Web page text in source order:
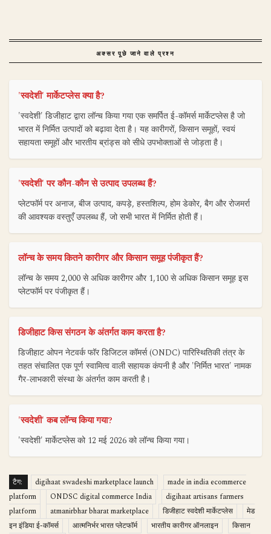
अक्सर पूछे जाने वाले प्रश्न
'स्वदेशी' मार्केटप्लेस क्या है?
'स्वदेशी' डिजीहाट द्वारा लॉन्च किया गया एक समर्पित ई-कॉमर्स मार्केटप्लेस है जो
भारत में निर्मित उत्पादों को बढ़ावा देता है। यह कारीगरों, किसान समूहों, स्वयं
सहायता समूहों और भारतीय ब्रांड्स को सीधे उपभोक्ताओं से जोड़ता है।
'स्वदेशी' पर कौन-कौन से उत्पाद उपलब्ध हैं?
प्लेटफॉर्म पर अनाज, बीज उत्पाद, कपड़े, हस्तशिल्प, होम डेकोर, बैग और रोजमर्रा
की आवश्यक वस्तुएँ उपलब्ध हैं, जो सभी भारत में निर्मित होती हैं।
लॉन्च के समय कितने कारीगर और किसान समूह पंजीकृत हैं?
लॉन्च के समय 2,000 से अधिक कारीगर और 1,100 से अधिक किसान समूह इस
प्लेटफॉर्म पर पंजीकृत हैं।
डिजीहाट किस संगठन के अंतर्गत काम करता है?
डिजीहाट ओपन नेटवर्क फॉर डिजिटल कॉमर्स (ONDC) पारिस्थितिकी तंत्र के
तहत संचालित एक पूर्ण स्वामित्व वाली सहायक कंपनी है और 'निर्मित भारत' नामक
गैर-लाभकारी संस्था के अंतर्गत काम करती है।
'स्वदेशी' कब लॉन्च किया गया?
'स्वदेशी' मार्केटप्लेस को 12 मई 2026 को लॉन्च किया गया।
टैग: digihaat swadeshi marketplace launch
made in india ecommerce
platform
ONDSC digital commerce India
digihaat artisans farmers
platform
atmanirbhar bharat marketplace डिजीहाट स्वदेशी मार्केटप्लेस
मेड
इन इंडिया ई-कॉमर्स
आत्मनिर्भर भारत प्लेटफॉर्म भारतीय कारीगर ऑनलाइन
किसान